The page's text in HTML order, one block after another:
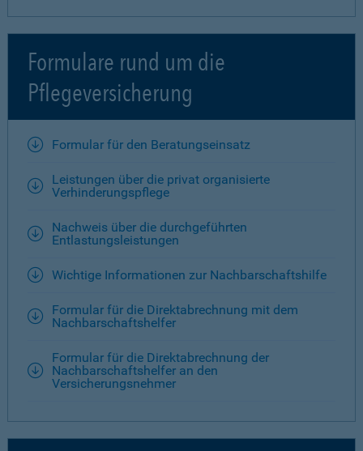
Formulare rund um die
Pflegeversicherung
Formular für den Beratungseinsatz
Leistungen über die privat organisierte
Verhinderungspflege
Nachweis über die durchgeführten
Entlastungsleistungen
Wichtige Informationen zur Nachbarschaftshilfe
Formular für die Direktabrechnung mit dem
Nachbarschaftshelfer
Formular für die Direktabrechnung der
Nachbarschaftshelfer an den
Versicherungsnehmer